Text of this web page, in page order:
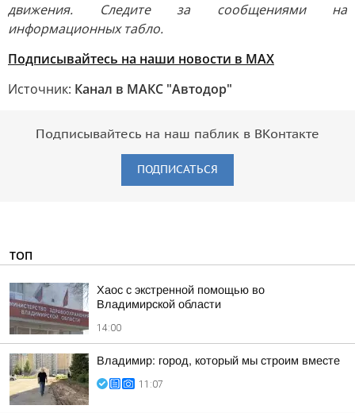
движения. Следите за сообщениями на
информационных табло.
Подписывайтесь на наши новости в МАХ
Источник: Канал в МАКС "Автодор"
Подписывайтесь на наш паблик в ВКонтакте
ПОДПИСАТЬСЯ
ТОП
Хаос с экстренной помощью во
Владимирской области
14:00
Владимир: город, который мы строим вместе
11:07